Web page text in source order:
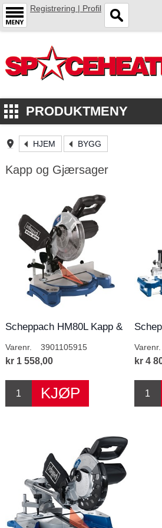
Registrering | Profil
PRODUKTMENY
HJEM BYGG
Kapp og Gjærsager
Scheppach HM80L Kapp &
Varenr. 3901105915
kr 1 558,00
Varenr.
kr 4